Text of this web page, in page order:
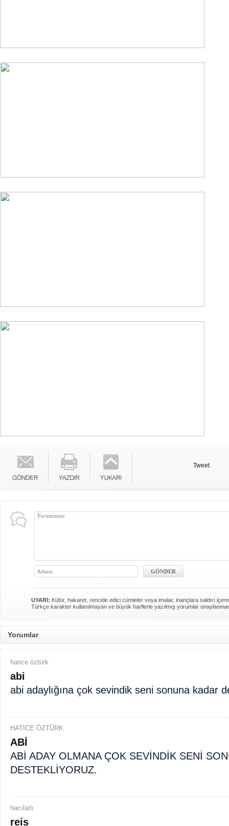
Tweet
UYARI: Küfür, hakaret, rencide edici cümleler veya imalar, inançlara saldırı
Türkçe karakter kullanılmayan ve büyük harflerle yazılmış yorumlar
Yorumlar
hatice öztürk
abi
abi adaylığına çok sevindik seni sonuna kadar
HATİCE ÖZTÜRK
ABİ
ABİ ADAY OLMANA ÇOK SEVİNDİK SENİ
DESTEKLİYORUZ.
hacılarlı
reis